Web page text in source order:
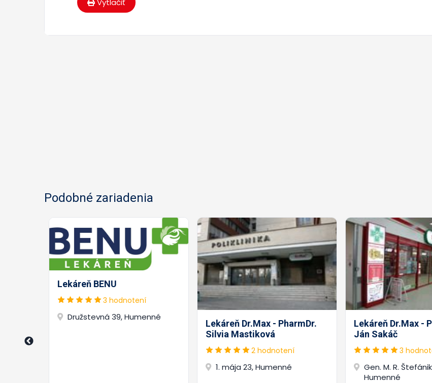
Vytlačiť
Podobné zariadenia
Lekáreň BENU
3 hodnotení
Družstevná 39, Humenné
Lekáreň Dr.Max - PharmDr.
Silvia Mastiková
2 hodnotení
1. mája 23, Humenné
Lekáreň Dr.Max -
Ján Sakáč
3
Gen. M. R.
Humenné